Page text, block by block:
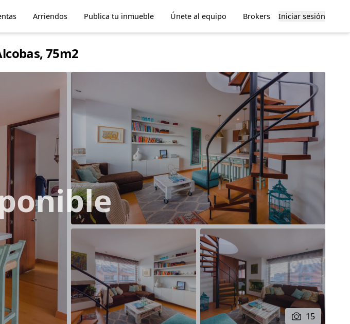
Arriendos Publica tu inmueble Únete al equipo Brokers Iniciar sesión
75m2
15